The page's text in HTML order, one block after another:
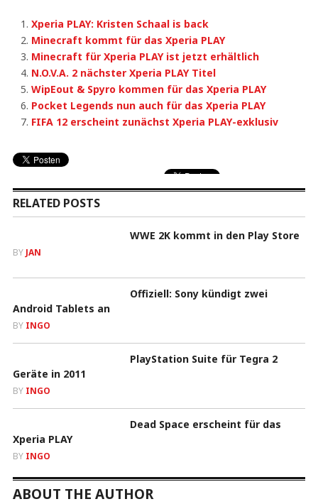
Xperia PLAY: Kristen Schaal is back
Minecraft kommt für das Xperia PLAY
Minecraft für Xperia PLAY ist jetzt erhältlich
N.O.V.A. 2 nächster Xperia PLAY Titel
WipEout & Spyro kommen für das Xperia PLAY
Pocket Legends nun auch für das Xperia PLAY
FIFA 12 erscheint zunächst Xperia PLAY-exklusiv
RELATED POSTS
WWE 2K kommt in den Play Store
BY JAN
Offiziell: Sony kündigt zwei
Android Tablets an
BY INGO
PlayStation Suite für Tegra 2
Geräte in 2011
BY INGO
Dead Space erscheint für das
Xperia PLAY
BY INGO
ABOUT THE AUTHOR